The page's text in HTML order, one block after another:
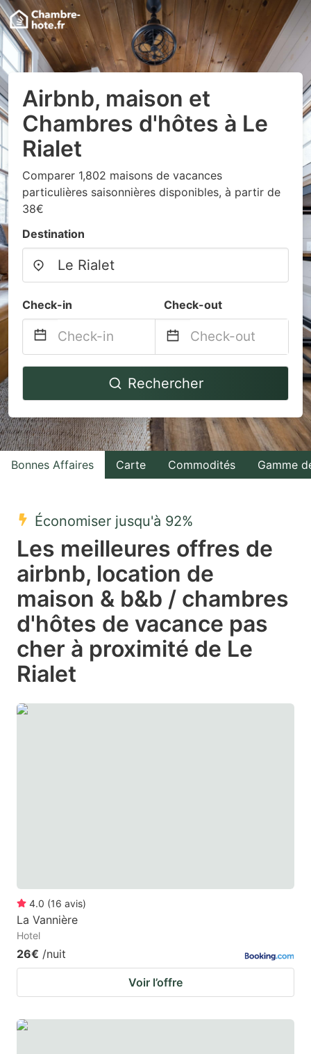
Airbnb, maison et
Chambres d'hôtes à Le
Rialet
Comparer 1,802 maisons de vacances
particulières saisonnières disponibles, à partir de
38€
Destination
Check-in Check-out
Navigate
to
interact
with
the
select
date.
Press
the
question
mark
key
Navigate
backward
to
interact
with
the
select
a
date.
Press
question
mark
Rechercher
Bonnes Affaires Carte Commodités Gamme
Économiser jusqu'à 92%
Les meilleures offres de
airbnb, location de
maison & b&b / chambres
d'hôtes de vacance pas
cher à proximité de Le
Rialet
4.0 (16 avis)
La Vannière
Hotel
26€ /nuit
Voir l’offre